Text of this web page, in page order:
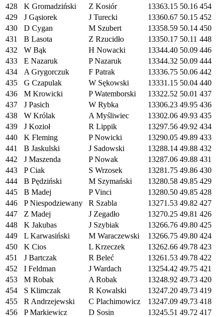
428
K Gromadziński Z Kosiór 13363.15 50.16 454
429
J Gąsiorek J Turecki 13360.67 50.15 452
430
D Cygan M Szubert 13358.59 50.14 450
431
B Lasota Z Rzucidło 13350.17 50.11 448
432
W Bąk H Nowacki 13344.40 50.09 446
433
E Nazaruk P Nazaruk 13344.32 50.09 444
434
A Grygorczuk F Patrak 13336.75 50.06 442
435
G Czapulak W Sękowski 13331.15 50.04 440
436
M Krowicki P Watemborski 13322.52 50.01 437
437
J Pasich W Rybka 13306.23 49.95 436
438
W Królak A Myśliwiec 13302.06 49.93 435
439
J Kozioł R Lippik 13297.56 49.92 434
440
K Fleming P Nowicki 13290.05 49.89 433
441
B Jaskulski J Sadowski 13288.14 49.88 432
442
J Maszenda P Nowak 13287.06 49.88 431
443
P Ciak S Wrzosek 13281.75 49.86 430
444
B Pędziński M Szymański 13280.58 49.85 429
445
B Madej P Vinci 13280.50 49.85 428
446
P Niespodziewany R Szabla 13271.53 49.82 427
447
Z Madej J Zegadło 13270.25 49.81 426
448
K Jakubas J Szybiak 13266.76 49.80 425
449
L Karwasiński M Waraczewski 13266.75 49.80 424
450
K Cios L Krzeczek 13262.66 49.78 423
451
J Bartczak R Beleć 13261.53 49.78 422
452
I Feldman J Wardach 13254.42 49.75 421
453
M Robak A Robak 13248.92 49.73 420
454
S Klimczak R Kowalski 13247.20 49.73 419
455
R Andrzejewski C Plachimowicz 13247.09 49.73 418
456
P Markiewicz D Sosin 13245.51 49.72 417